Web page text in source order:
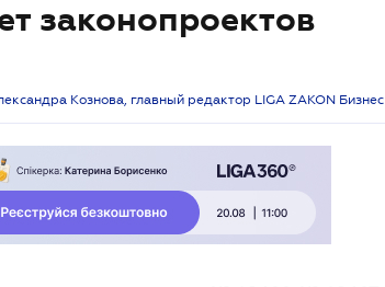
законопроектов
Кознова, главный редактор LIGA ZAKON Бизнес